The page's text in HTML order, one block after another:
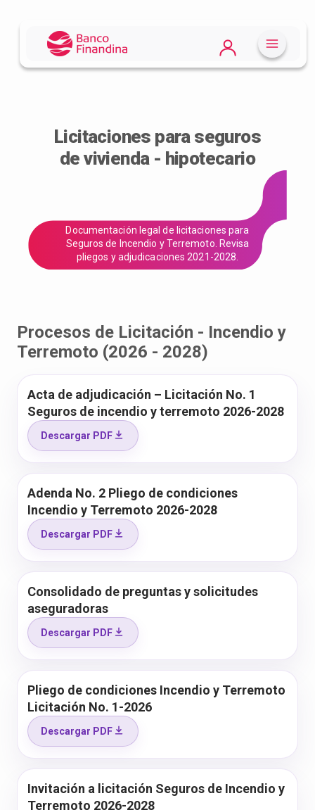
Licitaciones para seguros
de vivienda - hipotecario
Documentación legal de licitaciones para
Seguros de Incendio y Terremoto. Revisa
pliegos y adjudicaciones 2021-2028.
Procesos de Licitación - Incendio y
Terremoto (2026 - 2028)
Acta de adjudicación – Licitación No. 1
Seguros de incendio y terremoto 2026-2028
Descargar PDF
Adenda No. 2 Pliego de condiciones
Incendio y Terremoto 2026-2028
Descargar PDF
Consolidado de preguntas y solicitudes
aseguradoras
Descargar PDF
Pliego de condiciones Incendio y Terremoto
Licitación No. 1-2026
Descargar PDF
Invitación a licitación Seguros de Incendio y
Terremoto 2026-2028